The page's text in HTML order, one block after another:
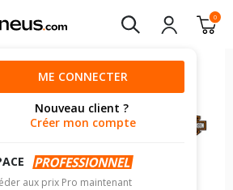
0
ME CONNECTER
Nouveau client ?
Créer mon compte
aux prix Pro maintenant
POUR
DAVIDSON
3/4 SCREAMIN
CLASSIC
GLIDE